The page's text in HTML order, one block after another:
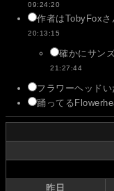
09:24:20
作者はTobyFox
20:13:15
確かにサン
21:27:44
フラワーヘッド
踊ってる
昨日